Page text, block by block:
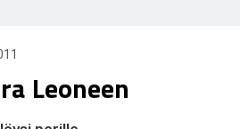
Leoneen